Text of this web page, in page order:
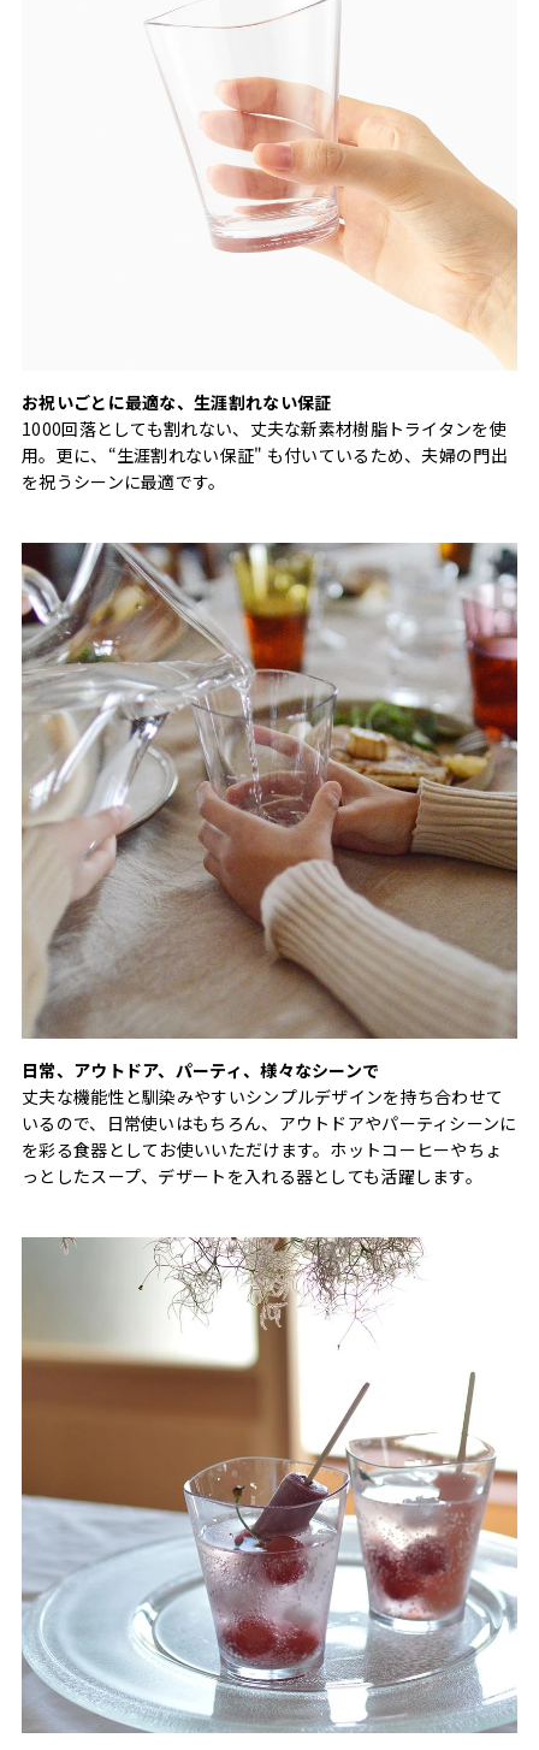
お祝いごとに最適な、生涯割れない保証
1000回落としても割れない、丈夫な新素材樹脂トライタンを使
用。更に、“生涯割れない保証" も付いているため、夫婦の門出
を祝うシーンに最適です。
日常、アウトドア、パーティ、様々なシーンで
丈夫な機能性と馴染みやすいシンプルデザインを持ち合わせて
いるので、日常使いはもちろん、アウトドアやパーティシーンに
を彩る食器としてお使いいただけます。ホットコーヒーやちょ
っとしたスープ、デザートを入れる器としても活躍します。